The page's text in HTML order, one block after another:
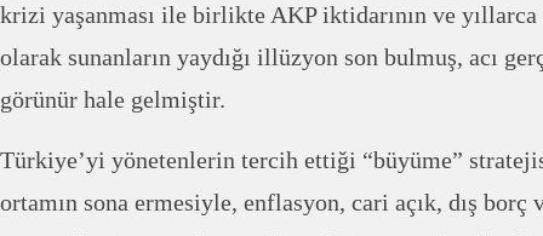
krizi yaşanması ile birlikte AKP iktidarının ve yıllarca
olarak sunanların yaydığı illüzyon son bulmuş, acı
görünür hale gelmiştir.
Türkiye’yi yönetenlerin tercih ettiği “büyüme”
ortamın sona ermesiyle, enflasyon, cari açık, dış